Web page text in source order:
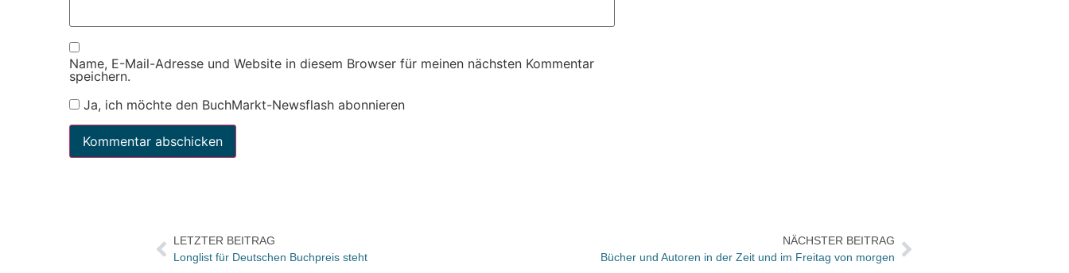
Name, E-Mail-Adresse und Website in diesem Browser für meinen nächsten Kommentar
speichern.
Ja, ich möchte den BuchMarkt-Newsflash abonnieren
LETZTER BEITRAG
Longlist für Deutschen Buchpreis steht
NÄCHSTER BEITRAG
Bücher und Autoren in der Zeit und im Freitag von morgen